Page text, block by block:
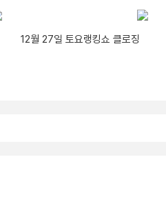
12월 27일 토요랭킹쇼 클로징